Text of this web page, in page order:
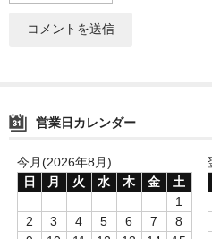
営業日カレンダー
今月(2026年8月)
日
月 火 水 木 金
土
1
2
3 4 5 6 7
8